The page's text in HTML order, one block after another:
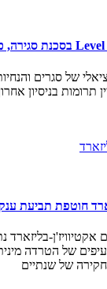
חוטפת תביעת
בליזארד
של הטרדה
של שנתיים